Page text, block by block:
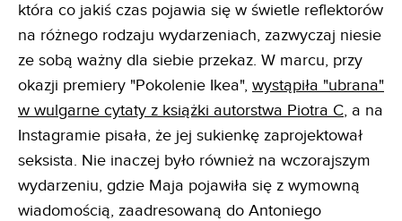
która co jakiś czas pojawia się w świetle reflektorów
na różnego rodzaju wydarzeniach, zazwyczaj niesie
ze sobą ważny dla siebie przekaz. W marcu, przy
okazji premiery "Pokolenie Ikea", wystąpiła "ubrana"
w wulgarne cytaty z książki autorstwa Piotra C, a na
Instagramie pisała, że jej sukienkę zaprojektował
seksista. Nie inaczej było również na wczorajszym
wydarzeniu, gdzie Maja pojawiła się z wymowną
wiadomością, zaadresowaną do Antoniego